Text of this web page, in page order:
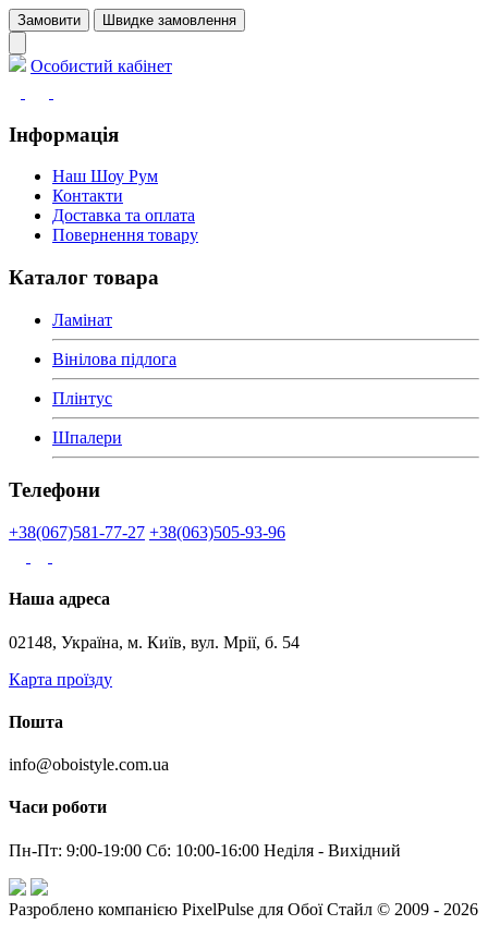
Замовити Швидке замовлення
Особистий кабінет
Інформація
Наш Шоу Рум
Контакти
Доставка та оплата
Повернення товару
Каталог товара
Ламінат
Вінілова підлога
Плінтус
Шпалери
Телефони
+38(067)581-77-27 +38(063)505-93-96
Наша адреса
02148, Україна, м. Київ, вул. Мрії, б. 54
Карта проїзду
Пошта
info@oboistyle.com.ua
Часи роботи
Пн-Пт: 9:00-19:00 Сб: 10:00-16:00 Неділя - Вихідний
Разроблено компанією PixelPulse для Обої Стайл © 2009 - 2026